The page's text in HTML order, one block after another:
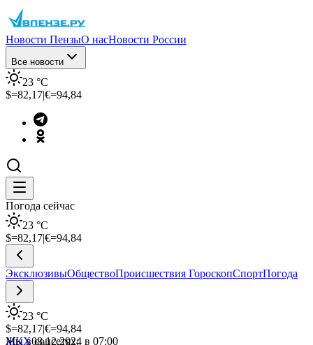
Новости ПензыО насНовости России
Все новости
23 °C
$=82,17|€=94,84
Погода сейчас
23 °C
$=82,17|€=94,84
ЭксклюзивыОбществоПроисшествия ГороскопСпортПогода
23 °C
$=82,17|€=94,84
Мы в соцсетях:
ЖКХ08.12.2024 в 07:00